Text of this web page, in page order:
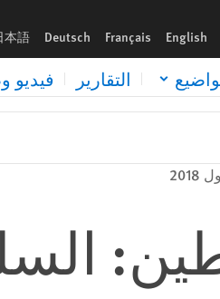
English
Français
Deutsch
本語
التقارير فيديو